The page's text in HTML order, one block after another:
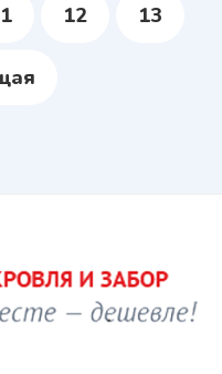
12 13